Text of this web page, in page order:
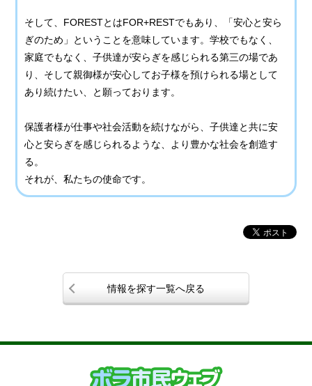
そして、FORESTとはFOR+RESTでもあり、「安心と安ら
ぎのため」ということを意味しています。学校でもなく、
家庭でもなく、子供達が安らぎを感じられる第三の場であ
り、そして親御様が安心してお子様を預けられる場として
あり続けたい、と願っております。
保護者様が仕事や社会活動を続けながら、子供達と共に安
心と安らぎを感じられるような、より豊かな社会を創造す
る。
それが、私たちの使命です。
情報を探す一覧へ戻る